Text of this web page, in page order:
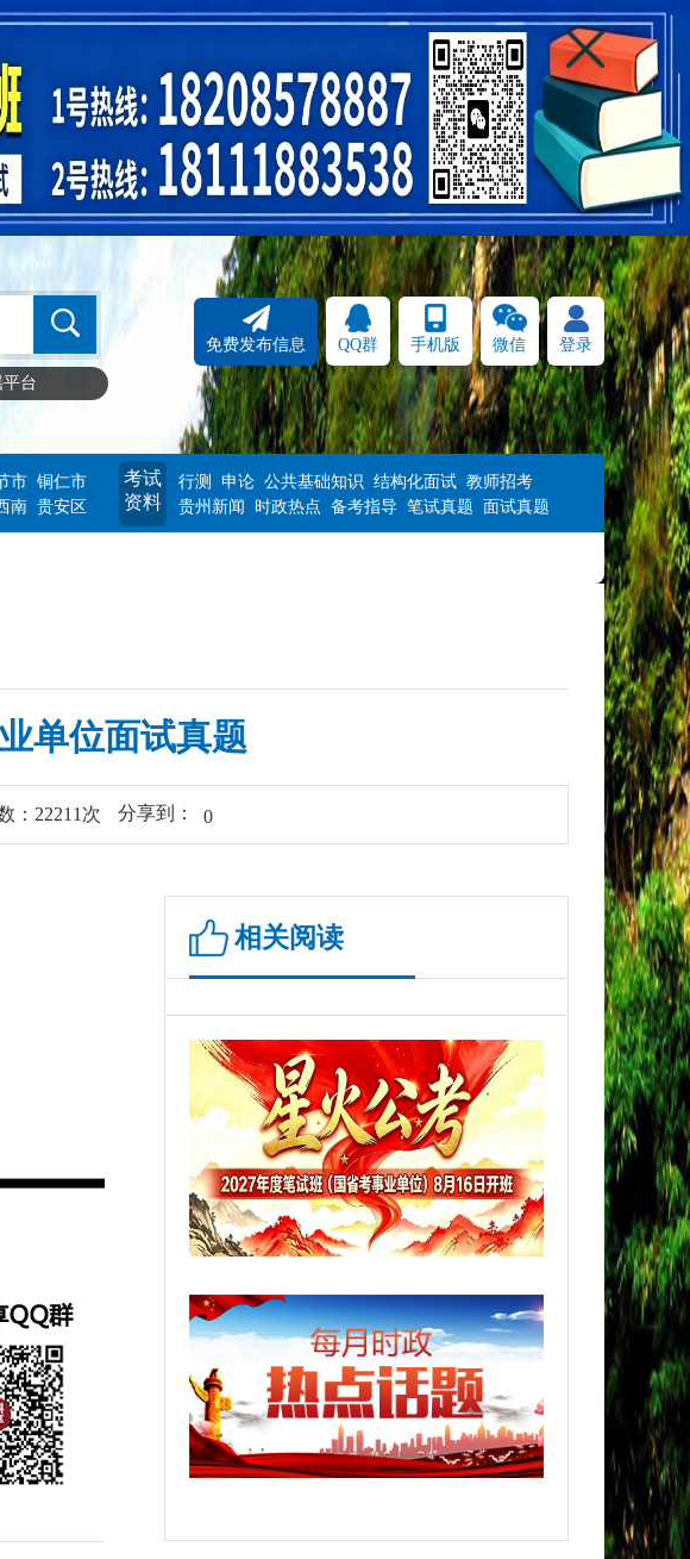
台
免费发布信息 QQ群 手机版 微信 登录
市 铜仁市
南 贵安区
考试
资料
行测 申论 公共基础知识 结构化面试 教师招考
贵州新闻
时政热点 备考指导 笔试真题 面试真题
单位面试真题
：22211次 分享到： 0
相关阅读